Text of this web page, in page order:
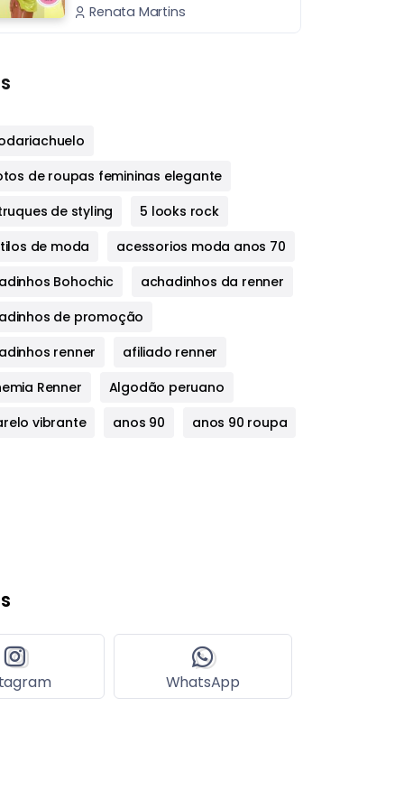
Renata Martins
de roupas femininas elegante
de styling
5 looks rock
de moda
acessorios moda anos 70
Bohochic
achadinhos da renner
de promoção
renner
afiliado renner
Renner
Algodão peruano
vibrante
anos 90 anos 90 roupa
WhatsApp